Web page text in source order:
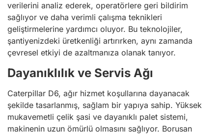
verilerini analiz ederek, operatörlere geri bildirim
sağlıyor ve daha verimli çalışma teknikleri
geliştirmelerine yardımcı oluyor. Bu teknolojiler,
şantiyenizdeki üretkenliği artırırken, aynı zamanda
çevresel etkiyi de azaltmanıza olanak tanıyor.
Dayanıklılık ve Servis Ağı
Caterpillar D6, ağır hizmet koşullarına dayanacak
şekilde tasarlanmış, sağlam bir yapıya sahip. Yüksek
mukavemetli çelik şasi ve dayanıklı palet sistemi,
makinenin uzun ömürlü olmasını sağlıyor. Borusan